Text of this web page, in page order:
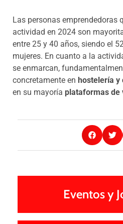
Las personas emprendedoras
actividad en 2024 son
entre 25 y 40 años, siendo el
mujeres. En cuanto a la
se enmarcan,
concretamente en hostelería y
en su mayoría plataformas de
Eventos y